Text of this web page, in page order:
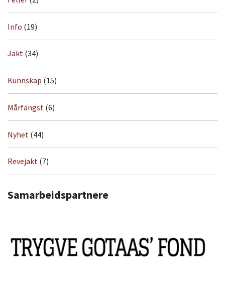
Info (19)
Jakt (34)
Kunnskap (15)
Mårfangst (6)
Nyhet (44)
Revejakt (7)
Samarbeidspartnere